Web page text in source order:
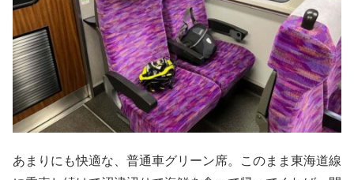
あまりにも快適な、普通車グリーン席。このまま東海道線